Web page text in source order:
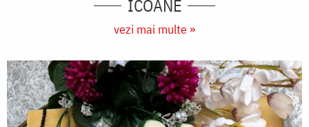
ICOANE
vezi mai multe »